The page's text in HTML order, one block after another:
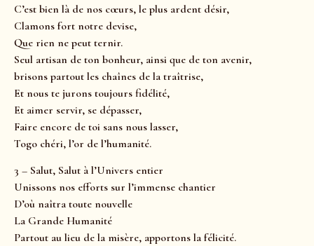
C’est bien là de nos cœurs, le plus ardent désir,
Clamons fort notre devise,
Que rien ne peut ternir.
Seul artisan de ton bonheur, ainsi que de ton avenir,
brisons partout les chaînes de la traîtrise,
Et nous te jurons toujours fidélité,
Et aimer servir, se dépasser,
Faire encore de toi sans nous lasser,
Togo chéri, l’or de l’humanité.
3 – Salut, Salut à l’Univers entier
Unissons nos efforts sur l’immense chantier
D’où naîtra toute nouvelle
La Grande Humanité
Partout au lieu de la misère, apportons la félicité.